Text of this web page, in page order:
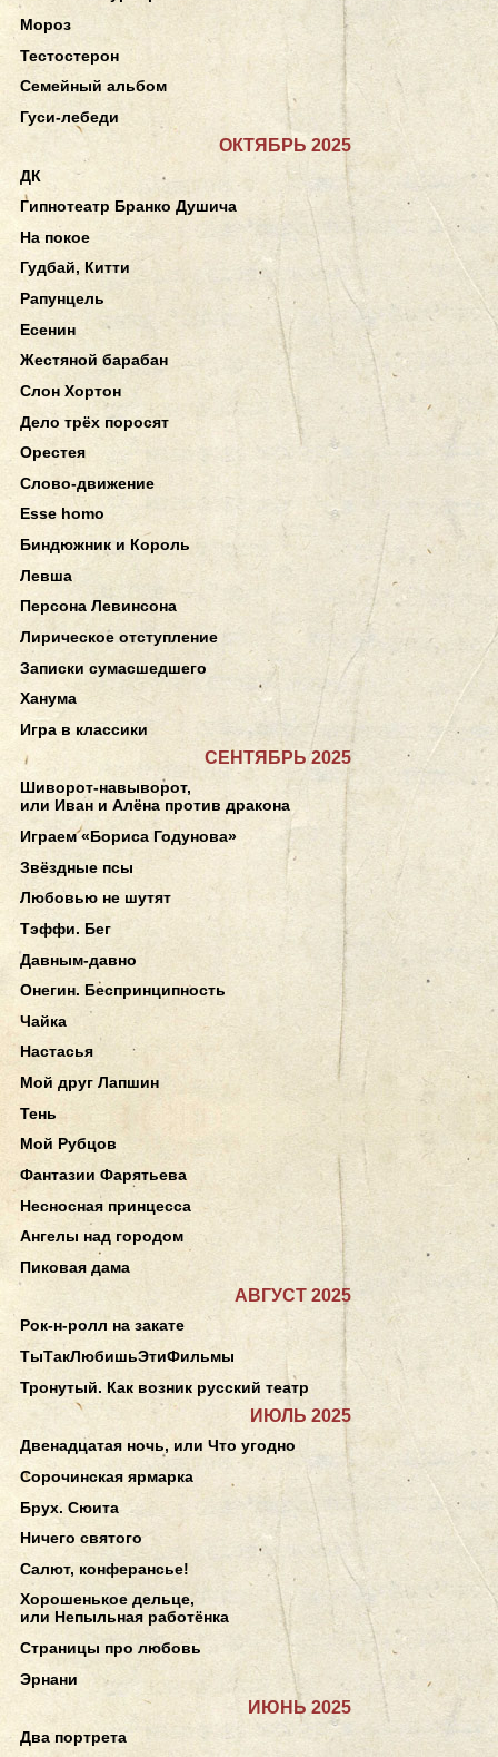
Мороз
Тестостерон
Семейный альбом
Гуси-лебеди
ОКТЯБРЬ 2025
ДК
Гипнотеатр Бранко Душича
На покое
Гудбай, Китти
Рапунцель
Есенин
Жестяной барабан
Слон Хортон
Дело трёх поросят
Орестея
Слово-движение
Esse homo
Биндюжник и Король
Левша
Персона Левинсона
Лирическое отступление
Записки сумасшедшего
Ханума
Игра в классики
СЕНТЯБРЬ 2025
Шиворот-навыворот,
или Иван и Алёна против дракона
Играем «Бориса Годунова»
Звёздные псы
Любовью не шутят
Тэффи. Бег
Давным-давно
Онегин. Беспринципность
Чайка
Настасья
Мой друг Лапшин
Тень
Мой Рубцов
Фантазии Фарятьева
Несносная принцесса
Ангелы над городом
Пиковая дама
АВГУСТ 2025
Рок-н-ролл на закате
ТыТакЛюбишьЭтиФильмы
Тронутый. Как возник русский театр
ИЮЛЬ 2025
Двенадцатая ночь, или Что угодно
Сорочинская ярмарка
Брух. Сюита
Ничего святого
Салют, конферансье!
Хорошенькое дельце,
или Непыльная работёнка
Страницы про любовь
Эрнани
ИЮНЬ 2025
Два портрета